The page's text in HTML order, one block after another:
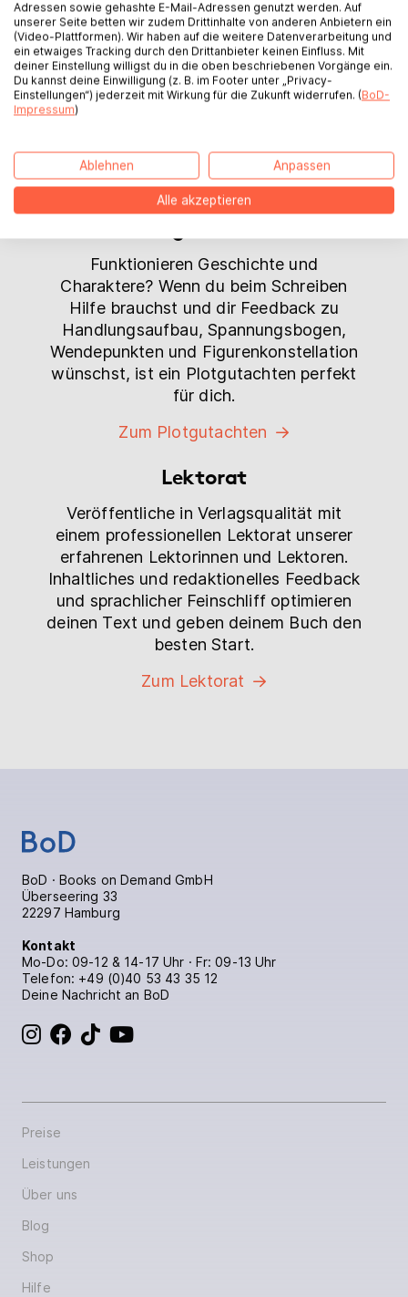
Wecke das Interesse potentieller
Leserinnen und Leser mit wenigen
Worten. Ein werbewirksamer Klappentext
ist unverzichtbar für die
Buchvermarktung und zeigt deinen
Buch besonders ist.
Zum Klappentext
Funktionieren Geschichte und
Charaktere? Wenn du beim Schreiben
Hilfe brauchst und dir Feedback zu
Handlungsaufbau, Spannungsbogen,
Wendepunkten und Figurenkonstellation
wünschst, ist ein Plotgutachten perfekt
für dich.
Zum Plotgutachten
Lektorat
Veröffentliche in Verlagsqualität mit
einem professionellen Lektorat unserer
erfahrenen Lektorinnen und Lektoren.
Inhaltliches und redaktionelles Feedback
und sprachlicher Feinschliff optimieren
deinen Text und geben deinem Buch den
besten Start.
Zum Lektorat
BoD · Books on Demand GmbH
Überseering 33
22297 Hamburg
Kontakt
Mo-Do: 09-12 & 14-17 Uhr · Fr: 09-13 Uhr
Telefon: +49 (0)40 53 43 35 12
Deine Nachricht an BoD
BoD bei Instagram
BoD bei Facebook
BoD bei TikTok
Preise
Leistungen
Über uns
Blog
Shop
Hilfe
Adressen sowie gehashte E-Mail-Adressen genutzt werden. Auf
unserer Seite betten wir zudem Drittinhalte von anderen Anbietern ein
(Video-Plattformen). Wir haben auf die weitere Datenverarbeitung und
ein etwaiges Tracking durch den Drittanbieter keinen Einfluss. Mit
deiner Einstellung willigst du in die oben beschriebenen Vorgänge ein.
Du kannst deine Einwilligung (z. B. im Footer unter „Privacy-
Einstellungen“) jederzeit mit Wirkung für die Zukunft widerrufen. (BoD-
Impressum)
Ablehnen Anpassen
Alle akzeptieren